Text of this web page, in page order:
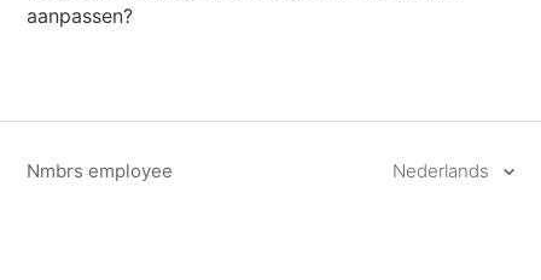
aanpassen?
Nmbrs employee Nederlands